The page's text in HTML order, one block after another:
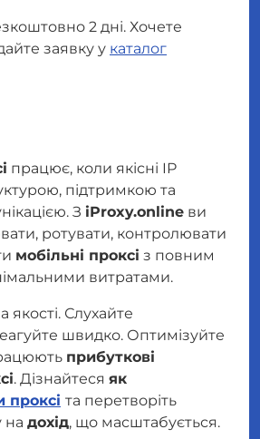
2 дні. Хочете
заявку у каталог
працює, коли якісні IP
підтримкою та
З iProxy.online ви
ротувати, контролювати
мобільні проксі з повним
витратами.
якості. Слухайте
швидко. Оптимізуйте
прибуткові
. Дізнайтеся як
проксі та перетворіть
на дохід, що масштабується.